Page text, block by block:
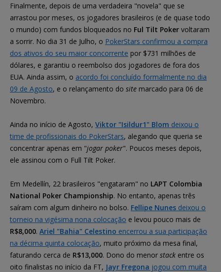
Finalmente, depois de uma verdadeira "novela" que se
arrastou por meses, os jogadores brasileiros (e de quase todo
o mundo) com fundos bloqueados no Ful Tilt Poker voltaram
a sorrir. No dia 31 de Julho, o PokerStars confirmou a compra
dos ativos do seu maior concorrente por $731 milhões de
dólares, e garantiu o reembolso dos jogadores de fora dos
EUA. Ainda assim, o acordo foi concluído formalmente no dia
09 de Agosto, e o relançamento do site marcado para 06 de
Novembro.
Ainda no início de Agosto, Viktor "Isildur1" Blom deixou o
time de profissionais do PokerStars, alegando que queria se
concentrar apenas em "jogar poker". Poucos meses depois,
ele assinou com o Full Tilt Poker.
Em Medellín, 22 brasileiros "engataram" no LAPT Colombia
National Poker Championship. No entanto, apenas três
saíram com algum dinheiro no bolso. Fellipe Nunes deixou o
torneio na vigésima nona colocação e levou pouco mais de
R$8,000. Ariel "Bahia" Celestino encerrou a sua participação
na décima quinta colocação, muito próximo da mesa final,
faturando cerca de R$13,000. Dono do menor stack entre os
oito finalistas no início da FT, Jayr Fregona jogou com muita